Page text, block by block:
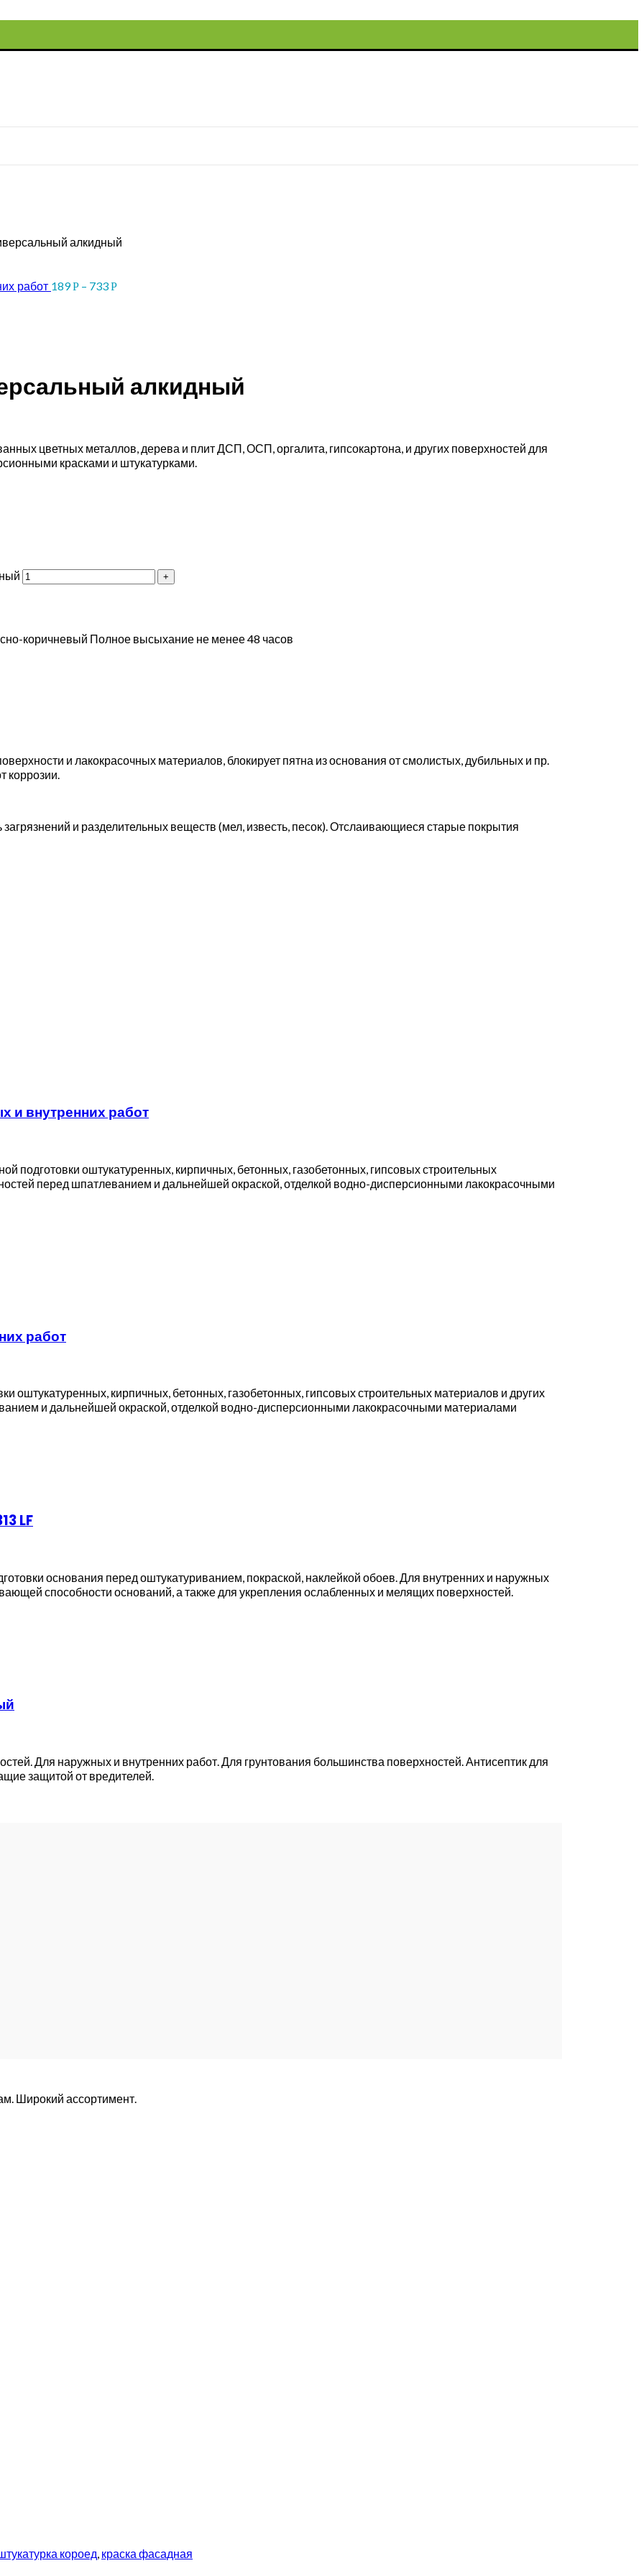
алкидный
работ 189Р – 733Р
алкидный
цветных металлов, дерева и плит ДСП, ОСП, оргалита, гипсокартона, и других поверхностей для
красками и штукатурками.
коричневый Полное высыхание не менее 48 часов
и лакокрасочных материалов, блокирует пятна из основания от смолистых, дубильных и пр.
коррозии.
и разделительных веществ (мел, известь, песок). Отслаивающиеся старые покрытия
и внутренних работ
подготовки оштукатуренных, кирпичных, бетонных, газобетонных, гипсовых строительных
перед шпатлеванием и дальнейшей окраской, отделкой водно-дисперсионными лакокрасочными
работ
оштукатуренных, кирпичных, бетонных, газобетонных, гипсовых строительных материалов и других
и дальнейшей окраской, отделкой водно-дисперсионными лакокрасочными материалами
LF
основания перед оштукатуриванием, покраской, наклейкой обоев. Для внутренних и наружных
способности оснований, а также для укрепления ослабленных и мелящих поверхностей.
Для наружных и внутренних работ. Для грунтования большинства поверхностей. Антисептик для
защитой от вредителей.
Широкий ассортимент.
короед краска фасадная